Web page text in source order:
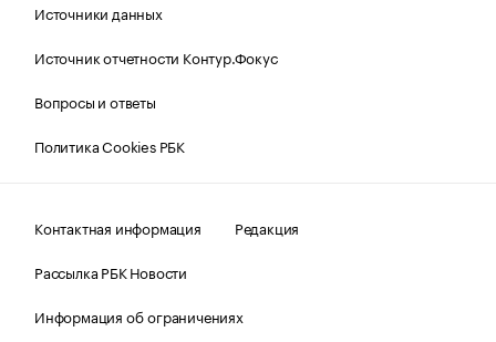
Источники данных
Источник отчетности Контур.Фокус
Вопросы и ответы
Политика Cookies РБК
Контактная информация
Редакция
Рассылка РБК Новости
Информация об ограничениях